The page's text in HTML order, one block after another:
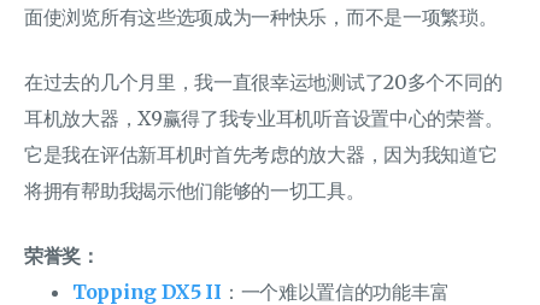
面使浏览所有这些选项成为一种快乐，而不是一项繁琐。
在过去的几个月里，我一直很幸运地测试了20多个不同的
耳机放大器，X9赢得了我专业耳机听音设置中心的荣誉。
它是我在评估新耳机时首先考虑的放大器，因为我知道它
将拥有帮助我揭示他们能够的一切工具。
荣誉奖：
Topping DX5 II ：一个难以置信的功能丰富